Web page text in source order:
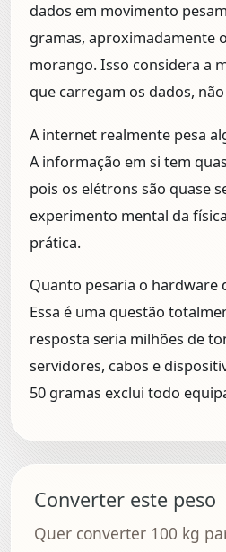
dados em movimento
gramas, aproximadamente
morango. Isso considera a
que carregam os dados,
A internet realmente pesa
A informação em si tem
pois os elétrons são quase
experimento mental da
prática.
Quanto pesaria o hardware
Essa é uma questão
resposta seria milhões de
servidores, cabos e
50 gramas exclui todo
Converter este peso
Quer converter 100 kg